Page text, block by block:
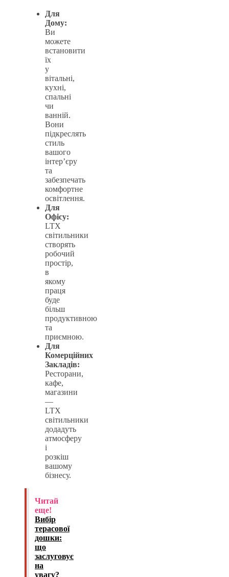
Для
Дому:
Ви
можете
встановити
їх
у
вітальні,
кухні,
спальні
чи
ванній.
Вони
підкреслять
стиль
вашого
інтер’єру
та
забезпечать
комфортне
освітлення.
Для
Офісу:
LTX
світильники
створять
робочий
простір,
в
якому
праця
буде
більш
продуктивною
та
приємною.
Для
Комерційних
Закладів:
Ресторани,
кафе,
магазини
—
LTX
світильники
додадуть
атмосферу
і
розкіш
вашому
бізнесу.
Читай
еще!
Вибір
терасової
дошки:
що
заслуговує
на
увагу?